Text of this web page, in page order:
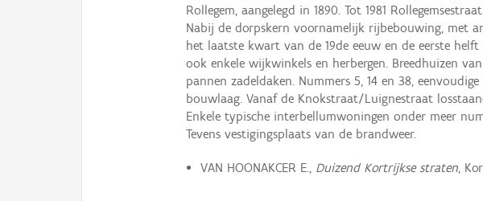
Rollegem, aangelegd in 1890. Tot 1981
Nabij de dorpskern voornamelijk rijbebouwing, met
het laatste kwart van de 19de eeuw en de eerste
ook enkele wijkwinkels en herbergen. Breedhuizen
pannen zadeldaken. Nummers 5, 14 en 38,
bouwlaag. Vanaf de Knokstraat/Luignestraat
Enkele typische interbellumwoningen onder meer
Tevens vestigingsplaats van de brandweer.
VAN HOONAKCER E., Duizend Kortrijkse straten,